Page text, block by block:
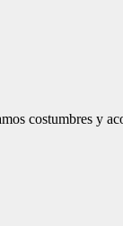
costumbres y